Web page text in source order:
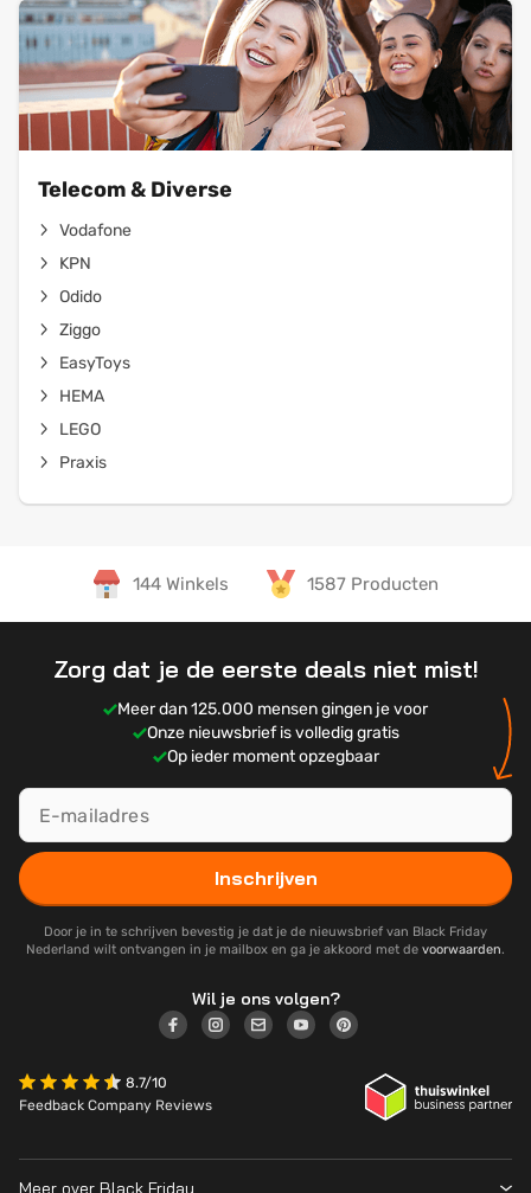
Telecom & Diverse
Vodafone
KPN
Odido
Ziggo
EasyToys
HEMA
LEGO
Praxis
144 Winkels 1587 Producten
Zorg dat je de eerste deals niet mist!
Meer dan 125.000 mensen gingen je voor
Onze nieuwsbrief is volledig gratis
Op ieder moment opzegbaar
Inschrijven
Door je in te schrijven bevestig je dat je de nieuwsbrief van Black Friday
Nederland wilt ontvangen in je mailbox en ga je akkoord met de voorwaarden.
Wil je ons volgen?
8.7/10
Feedback Company Reviews
Meer over Black Friday